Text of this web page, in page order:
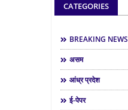
CATEGORIES
BREAKING NEWS
असम
आंध्र प्रदेश
ई-पेपर